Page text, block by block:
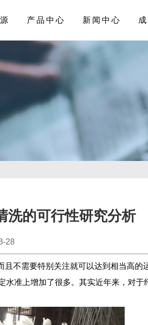
产品中心 新闻中心
洗的可行性研究分析
28
不需要特别关注就可以达到相当高的
水准上增加了很多。其实近年来，对于